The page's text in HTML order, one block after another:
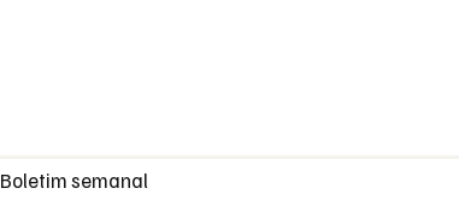
Boletim semanal